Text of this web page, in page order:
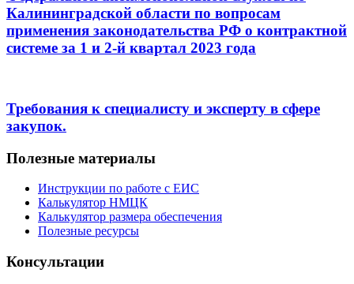
Калининградской области по вопросам
применения законодательства РФ о контрактной
системе за 1 и 2-й квартал 2023 года
Требования к специалисту и эксперту в сфере
закупок.
Полезные материалы
Инструкции по работе с ЕИС
Калькулятор НМЦК
Калькулятор размера обеспечения
Полезные ресурсы
Консультации